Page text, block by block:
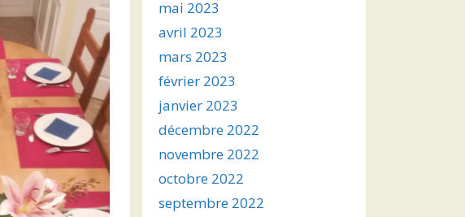
mai 2023
avril 2023
mars 2023
février 2023
janvier 2023
décembre 2022
novembre 2022
octobre 2022
septembre 2022